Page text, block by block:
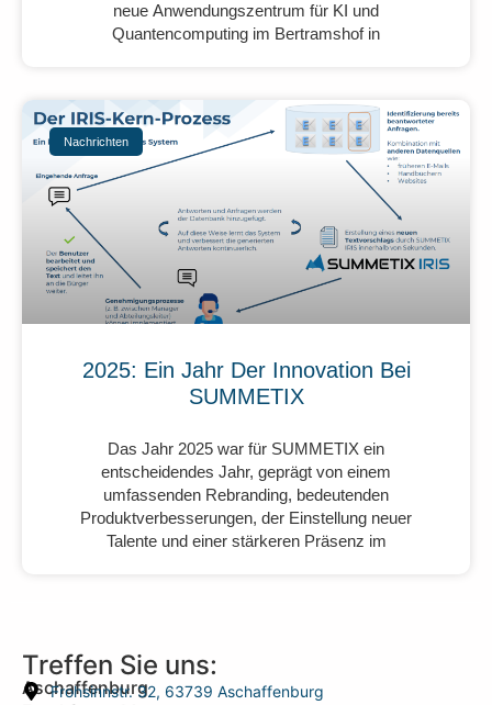
neue Anwendungszentrum für KI und
Quantencomputing im Bertramshof in
Nachrichten
2025: Ein Jahr Der Innovation Bei
SUMMETIX
Das Jahr 2025 war für SUMMETIX ein
entscheidendes Jahr, geprägt von einem
umfassenden Rebranding, bedeutenden
Produktverbesserungen, der Einstellung neuer
Talente und einer stärkeren Präsenz im
Treffen Sie uns:
Aschaffenburg
Frohsinnstr. 32, 63739 Aschaffenburg